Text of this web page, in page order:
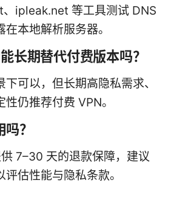
ipleak.net 等工具测试 DNS
本地解析服务器。
长期替代付费版本吗？
可以，但长期高隐私需求、
仍推荐付费 VPN。
？
7–30 天的退款保障，建议
估性能与隐私条款。